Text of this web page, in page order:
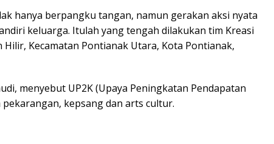
hanya berpangku tangan, namun gerakan aksi nyata
keluarga. Itulah yang tengah dilakukan tim Kreasi
Kecamatan Pontianak Utara, Kota Pontianak,
menyebut UP2K (Upaya Peningkatan Pendapatan
kepsang dan arts cultur.